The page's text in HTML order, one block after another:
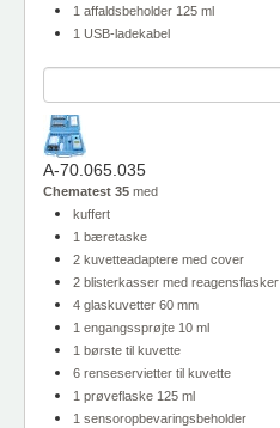
1 affaldsbeholder 125 ml
1 USB-ladekabel
A-70.065.035
Chematest 35 med
kuffert
1 bæretaske
2 kuvetteadaptere med cover
2 blisterkasser med reagensflasker
4 glaskuvetter 60 mm
1 engangssprøjte 10 ml
1 børste til kuvette
6 renseservietter til kuvette
1 prøveflaske 125 ml
1 sensoropbevaringsbeholder